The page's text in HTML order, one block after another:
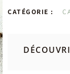
CATÉGORIE :